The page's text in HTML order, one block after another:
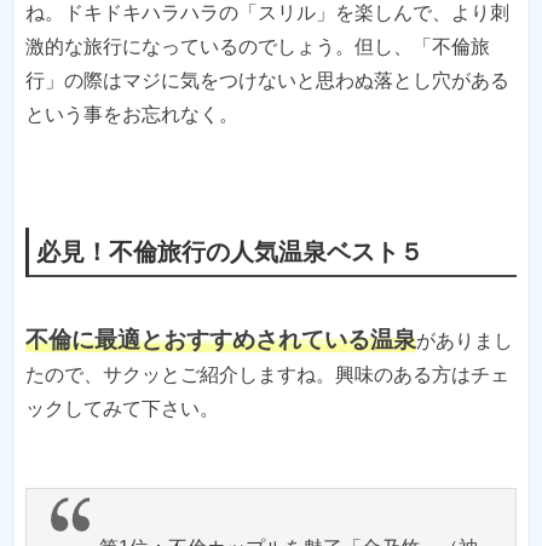
ね。ドキドキハラハラの「スリル」を楽しんで、より刺
激的な旅行になっているのでしょう。但し、「不倫旅
行」の際はマジに気をつけないと思わぬ落とし穴がある
という事をお忘れなく。
必見！不倫旅行の人気温泉ベスト５
不倫に最適とおすすめされている温泉がありまし
たので、サクッとご紹介しますね。興味のある方はチェ
ックしてみて下さい。